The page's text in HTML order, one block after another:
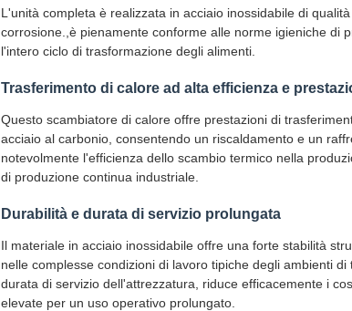
L'unità completa è realizzata in acciaio inossidabile di
corrosione.,è pienamente conforme alle norme igieniche di
l'intero ciclo di trasformazione degli alimenti.
Trasferimento di calore ad alta efficienza e
Questo scambiatore di calore offre prestazioni di
acciaio al carbonio, consentendo un riscaldamento e un
notevolmente l'efficienza dello scambio termico nella
di produzione continua industriale.
Durabilità e durata di servizio prolungata
Il materiale in acciaio inossidabile offre una forte stabilità
nelle complesse condizioni di lavoro tipiche degli ambienti
durata di servizio dell'attrezzatura, riduce efficacemente i
elevate per un uso operativo prolungato.